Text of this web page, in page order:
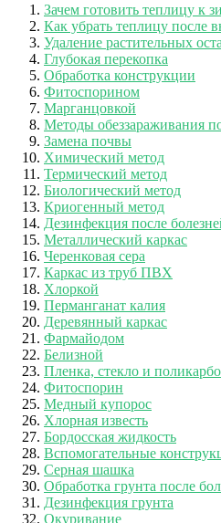
Зачем готовить теплицу к
Как убрать теплицу после
Удаление растительных
Глубокая перекопка
Обработка конструкции
Фитоспорином
Марганцовкой
Методы обеззараживания
Замена почвы
Химический метод
Термический метод
Биологический метод
Криогенный метод
Дезинфекция после
Металлический каркас
Черенковая сера
Каркас из труб ПВХ
Хлоркой
Перманганат калия
Деревянный каркас
Фармайодом
Белизной
Пленка, стекло и
Фитоспорин
Медный купорос
Хлорная известь
Бордосская жидкость
Вспомогательные
Серная шашка
Обработка грунта после
Дезинфекция грунта
Окуривание